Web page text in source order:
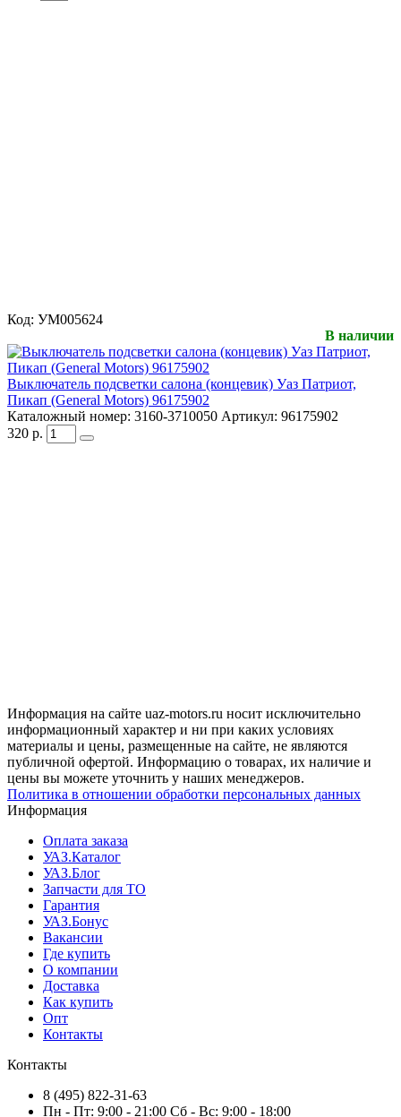
Код: УМ005624
В наличии
Выключатель подсветки салона (концевик) Уаз Патриот,
Пикап (General Motors) 96175902
Каталожный номер: 3160-3710050 Артикул: 96175902
320 р.
Информация на сайте uaz-motors.ru носит исключительно
информационный характер и ни при каких условиях
материалы и цены, размещенные на сайте, не являются
публичной офертой. Информацию о товарах, их наличие и
цены вы можете уточнить у наших менеджеров.
Политика в отношении обработки персональных данных
Информация
Оплата заказа
УАЗ.Каталог
УАЗ.Блог
Запчасти для ТО
Гарантия
УАЗ.Бонус
Вакансии
Где купить
О компании
Доставка
Как купить
Опт
Контакты
Контакты
8 (495) 822-31-63
Пн - Пт: 9:00 - 21:00 Сб - Вс: 9:00 - 18:00